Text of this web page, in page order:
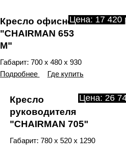
Цена: 17 420
Кресло офисное
"CHAIRMAN 653
М"
Габарит: 700 х 480 х 930
Подробнее
Где купить
Цена: 26
Кресло
руководителя
"CHAIRMAN 705"
Габарит: 780 х 520 х 1290